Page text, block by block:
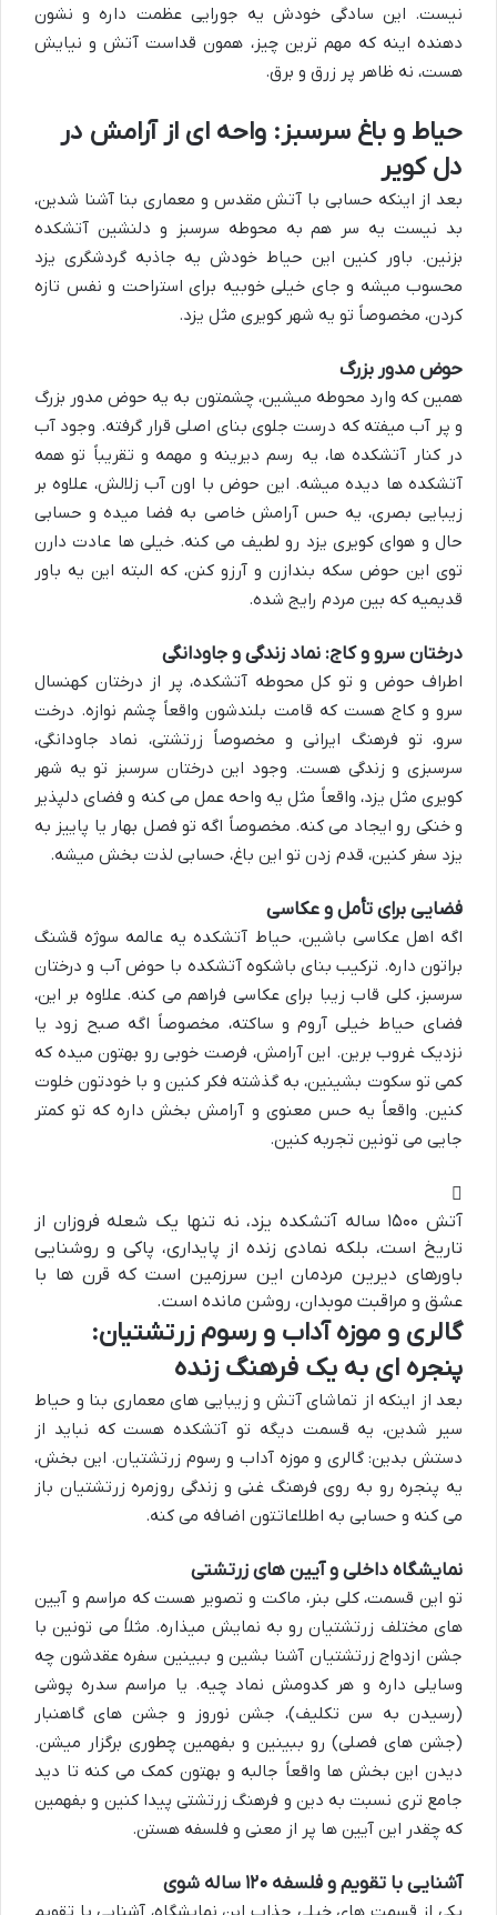
نیست. این سادگی خودش یه جورایی عظمت داره و نشون
دهنده اینه که مهم ترین چیز، همون قداست آتش و نیایش
هست، نه ظاهر پر زرق و برق.
حیاط و باغ سرسبز: واحه ای از آرامش در
دل کویر
بعد از اینکه حسابی با آتش مقدس و معماری بنا آشنا شدین،
بد نیست یه سر هم به محوطه سرسبز و دلنشین آتشکده
بزنین. باور کنین این حیاط خودش یه جاذبه گردشگری یزد
محسوب میشه و جای خیلی خوبیه برای استراحت و نفس تازه
کردن، مخصوصاً تو یه شهر کویری مثل یزد.
حوض مدور بزرگ
همین که وارد محوطه میشین، چشمتون به یه حوض مدور بزرگ
و پر آب میفته که درست جلوی بنای اصلی قرار گرفته. وجود آب
در کنار آتشکده ها، یه رسم دیرینه و مهمه و تقریباً تو همه
آتشکده ها دیده میشه. این حوض با اون آب زلالش، علاوه بر
زیبایی بصری، یه حس آرامش خاصی به فضا میده و حسابی
حال و هوای کویری یزد رو لطیف می کنه. خیلی ها عادت دارن
توی این حوض سکه بندازن و آرزو کنن، که البته این یه باور
قدیمیه که بین مردم رایج شده.
درختان سرو و کاج: نماد زندگی و جاودانگی
اطراف حوض و تو کل محوطه آتشکده، پر از درختان کهنسال
سرو و کاج هست که قامت بلندشون واقعاً چشم نوازه. درخت
سرو، تو فرهنگ ایرانی و مخصوصاً زرتشتی، نماد جاودانگی،
سرسبزی و زندگی هست. وجود این درختان سرسبز تو یه شهر
کویری مثل یزد، واقعاً مثل یه واحه عمل می کنه و فضای دلپذیر
و خنکی رو ایجاد می کنه. مخصوصاً اگه تو فصل بهار یا پاییز به
یزد سفر کنین، قدم زدن تو این باغ، حسابی لذت بخش میشه.
فضایی برای تأمل و عکاسی
اگه اهل عکاسی باشین، حیاط آتشکده یه عالمه سوژه قشنگ
براتون داره. ترکیب بنای باشکوه آتشکده با حوض آب و درختان
سرسبز، کلی قاب زیبا برای عکاسی فراهم می کنه. علاوه بر این،
فضای حیاط خیلی آروم و ساکته، مخصوصاً اگه صبح زود یا
نزدیک غروب برین. این آرامش، فرصت خوبی رو بهتون میده که
کمی تو سکوت بشینین، به گذشته فکر کنین و با خودتون خلوت
کنین. واقعاً یه حس معنوی و آرامش بخش داره که تو کمتر
جایی می تونین تجربه کنین.
آتش ۱۵۰۰ ساله آتشکده یزد، نه تنها یک شعله فروزان از
تاریخ است، بلکه نمادی زنده از پایداری، پاکی و روشنایی
باورهای دیرین مردمان این سرزمین است که قرن ها با
عشق و مراقبت موبدان، روشن مانده است.
گالری و موزه آداب و رسوم زرتشتیان:
پنجره ای به یک فرهنگ زنده
بعد از اینکه از تماشای آتش و زیبایی های معماری بنا و حیاط
سیر شدین، یه قسمت دیگه تو آتشکده هست که نباید از
دستش بدین: گالری و موزه آداب و رسوم زرتشتیان. این بخش،
یه پنجره رو به روی فرهنگ غنی و زندگی روزمره زرتشتیان باز
می کنه و حسابی به اطلاعاتتون اضافه می کنه.
نمایشگاه داخلی و آیین های زرتشتی
تو این قسمت، کلی بنر، ماکت و تصویر هست که مراسم و آیین
های مختلف زرتشتیان رو به نمایش میذاره. مثلاً می تونین با
جشن ازدواج زرتشتیان آشنا بشین و ببینین سفره عقدشون چه
وسایلی داره و هر کدومش نماد چیه. یا مراسم سدره پوشی
(رسیدن به سن تکلیف)، جشن نوروز
و جشن های گاهنبار
(جشن های فصلی) رو ببینین و بفهمین چطوری برگزار میشن.
دیدن این بخش ها واقعاً جالبه و بهتون کمک می کنه تا دید
جامع تری نسبت به دین و فرهنگ زرتشتی پیدا کنین و بفهمین
که چقدر این آیین ها پر از معنی و فلسفه هستن.
آشنایی با تقویم و فلسفه ۱۲۰ ساله شوی